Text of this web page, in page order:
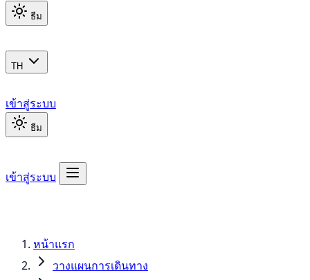
ธีม
TH
เข้าสู่ระบบ
ธีม
เข้าสู่ระบบ
หน้าแรก
วางแผนการเดินทาง